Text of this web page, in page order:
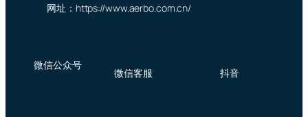
网址：https://www.aerbo.com.cn/
微信公众号
微信客服 抖音